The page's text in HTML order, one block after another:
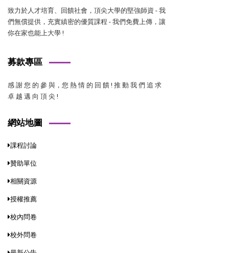
致力於人才培育、回饋社會，頂尖大學的堅強師資 - 我
們無償提供，充實縝密的優質課程 - 我們免費上傳，讓
你在家也能上大學 !
募款專區
感 謝 您 的 參 與，您 熱 情 的 回 饋 ! 推 動 我 們 追 求
卓 越 邁 向 頂 尖 !
網站地圖
課程討論
贊助單位
相關資源
授權推薦
校內問卷
校外問卷